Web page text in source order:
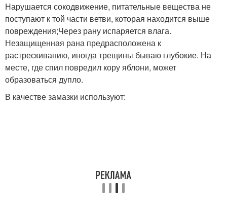
Нарушается сокодвижение, питательные вещества не
поступают к той части ветви, которая находится выше
повреждения;Через рану испаряется влага.
Незащищенная рана предрасположена к
растрескиванию, иногда трещины бываю глубокие. На
месте, где спил повредил кору яблони, может
образоваться дупло.
В качестве замазки используют: